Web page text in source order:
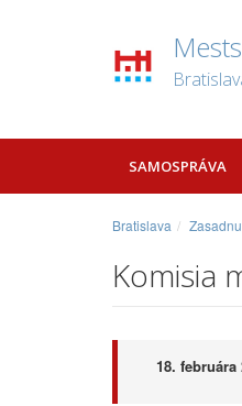
SAMOSPRÁVA
Bratislava
Komisia
18. februára